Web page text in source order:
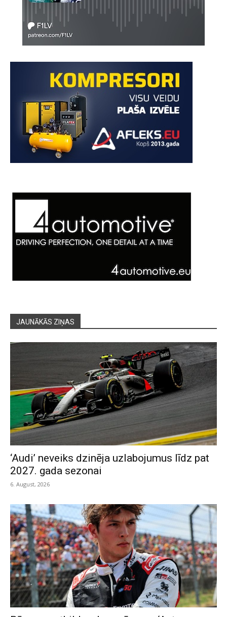
JAUNĀKĀS ZIŅAS
‘Audi’ neveiks dzinēja uzlabojumus līdz pat
2027. gada sezonai
6. August, 2026